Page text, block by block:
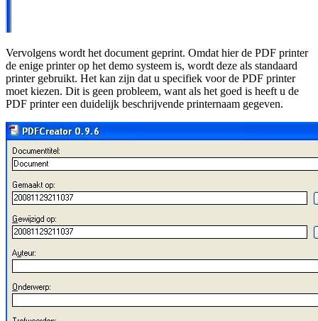
Vervolgens wordt het document geprint. Omdat hier de PDF printer
de enige printer op het demo systeem is, wordt deze als standaard
printer gebruikt. Het kan zijn dat u specifiek voor de PDF printer
moet kiezen. Dit is geen probleem, want als het goed is heeft u de
PDF printer een duidelijk beschrijvende printernaam gegeven.